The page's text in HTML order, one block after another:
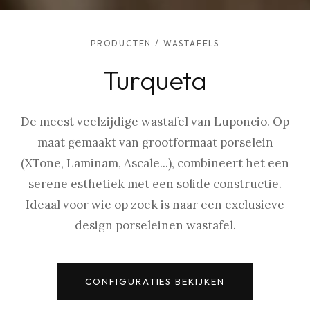
PRODUCTEN / WASTAFELS
Turqueta
De meest veelzijdige wastafel van Luponcio. Op
maat gemaakt van grootformaat porselein
(XTone, Laminam, Ascale...), combineert het een
serene esthetiek met een solide constructie.
Ideaal voor wie op zoek is naar een exclusieve
design porseleinen wastafel.
CONFIGURATIES BEKIJKEN